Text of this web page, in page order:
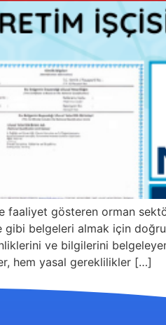
faaliyet gösteren orman
gibi belgeleri almak için
ve bilgilerini
hem yasal gereklilikler […]